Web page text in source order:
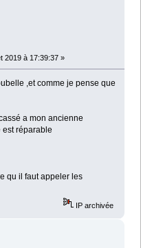
2019 à 17:39:37 »
,et comme je pense que
a mon ancienne
réparable
qu il faut appeler les
IP archivée